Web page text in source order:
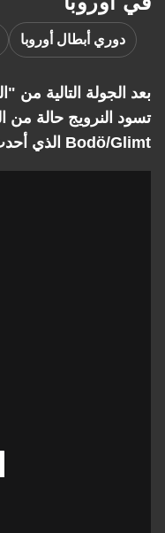
دوري أبطال أوروبا
بعد الجولة التالية من
Bodö/Glimt الذي أحدث ضجة في دوري أبطال أوروبا.